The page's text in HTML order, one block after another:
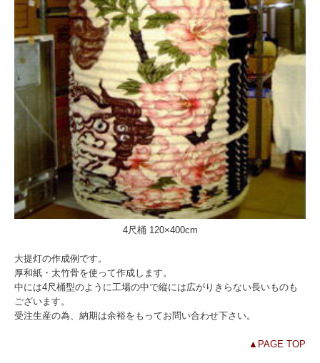
4尺桶 120×400cm
大提灯の作成例です。
厚和紙・太竹骨を使って作成します。
中には4尺桶型のように工場の中で縦には広がりきらない長いものも
ございます。
受注生産の為、納期は余裕をもってお問い合わせ下さい。
▲PAGE TOP